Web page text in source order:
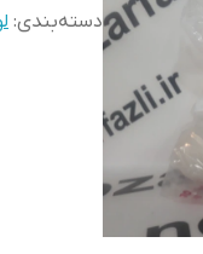
دسته‌بندی: